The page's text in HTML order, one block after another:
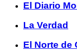
El Diario
La Verdad
El Norte de